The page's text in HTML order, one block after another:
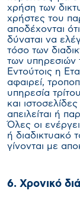
χρήση των
χρήστες του
αποδέχονται
δύναται να
τόσο των
των υπηρεσιών
Εντούτοις η
αφαιρεί,
υπηρεσία
και
απειλείται ή
Όλες οι
ή διαδικτυακό
γίνονται με
6. Χρονικό